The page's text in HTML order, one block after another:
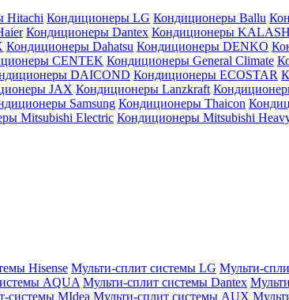
Hitachi Кондиционеры LG Кондиционеры Ballu
Кондиционеры Dantex Кондиционеры
Кондиционеры Dahatsu Кондиционеры DENKO
CENTEK Кондиционеры General Climate
DAICOND Кондиционеры ECOSTAR
JAX Кондиционеры Lanzkraft
Samsung Кондиционеры Thaicon
Mitsubishi Electric Кондиционеры Mitsubishi
Hisense Мульти-сплит системы LG Мульти-
AQUA Мульти-сплит системы Dantex
системы MIdea Мульти-сплит системы AUX